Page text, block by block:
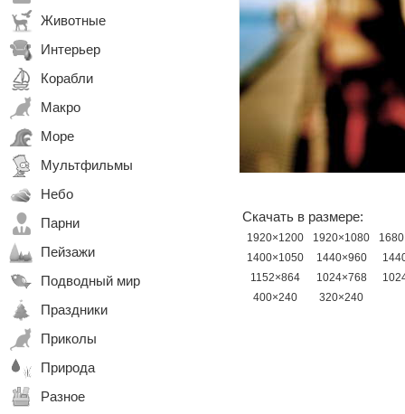
Животные
Интерьер
Корабли
Макро
Море
Мультфильмы
Небо
Парни
Пейзажи
Подводный мир
Праздники
Приколы
Природа
Разное
Скачать в размере:
1920×1200 1920×1080
1400×1050
1440×960
1152×864
1024×768
400×240
320×240